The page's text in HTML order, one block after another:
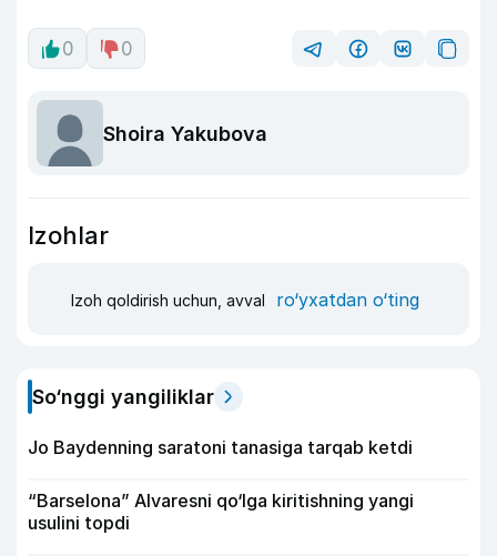
0 0
Shoira Yakubova
Izohlar
Izoh qoldirish uchun, avval ro‘yxatdan o‘ting
So‘nggi yangiliklar
Jo Baydenning saratoni tanasiga tarqab ketdi
“Barselona” Alvaresni qo‘lga kiritishning yangi
usulini topdi